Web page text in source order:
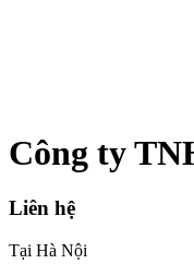
Công ty
Liên hệ
Tại Hà Nội